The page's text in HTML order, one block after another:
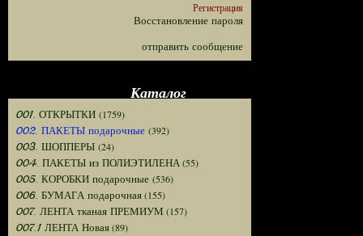
Регистрация
Восстановление пароля
отправить сообщение
Каталог
001. ОТКРЫТКИ (1759)
002. ПАКЕТЫ подарочные (392)
003. ШОППЕРЫ (24)
004. ПАКЕТЫ из ПОЛИЭТИЛЕНА(55)
005. КОРОБКИ подарочные (536)
006. БУМАГА подарочная(155)
007. ЛЕНТА тканая ПРЕМИУМ (157)
007.1 ЛЕНТА Новая(89)